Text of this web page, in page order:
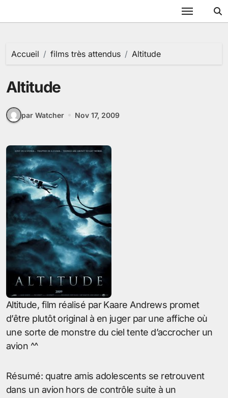
Accueil films très attendus Altitude
Altitude
par Watcher Nov 17, 2009
Altitude, film réalisé par Kaare Andrews promet
d’être plutôt original à en juger par une affiche où
une sorte de monstre du ciel tente d’accrocher un
avion ^^
Résumé: quatre amis adolescents se retrouvent
dans un avion hors de contrôle suite à un